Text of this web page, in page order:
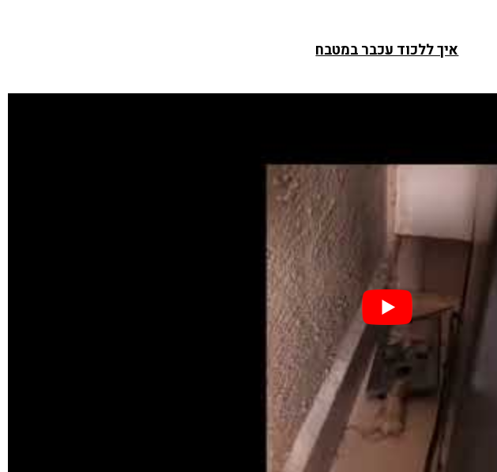
איך ללכוד עכבר במטבח
“שירות מעולה”
בירושלים, השירות היה מצוין, תוך
שני פרץ